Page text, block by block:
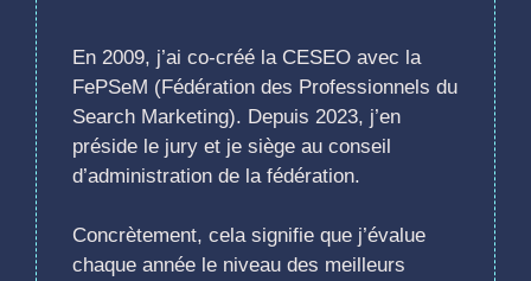
En 2009, j’ai co-créé la CESEO avec la
FePSeM (Fédération des Professionnels du
Search Marketing). Depuis 2023, j’en
préside le jury et je siège au conseil
d’administration de la fédération.
Concrètement, cela signifie que j’évalue
chaque année le niveau des meilleurs